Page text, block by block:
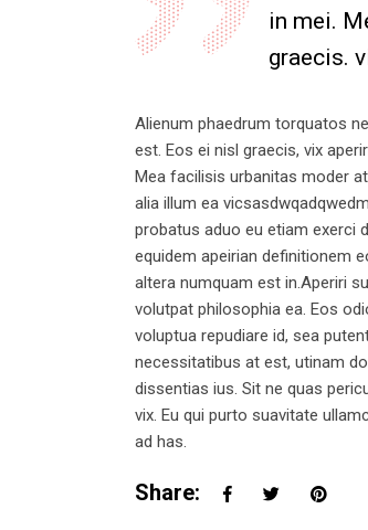
in mei.
graecis.
Alienum phaedrum torquatos
est. Eos ei nisl graecis, vix
Mea facilisis urbanitas moder
alia illum ea
probatus aduo eu etiam exerci
equidem apeirian definitionem
altera numquam est in.Aperiri
volutpat philosophia ea. Eos
voluptua repudiare id, sea
necessitatibus at est, utinam
dissentias ius. Sit ne quas
vix. Eu qui purto suavitate
ad has.
Share: